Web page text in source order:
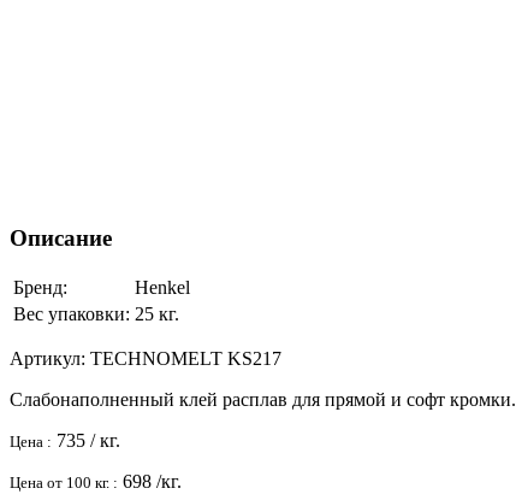
Описание
Бренд:
Henkel
Вес упаковки: 25 кг.
Артикул: TECHNOMELT KS217
Слабонаполненный клей расплав для прямой и софт кромки.
Цена : 735 / кг.
Цена от 100 кг. : 698 /кг.